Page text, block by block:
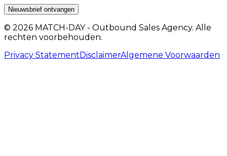
Nieuwsbrief ontvangen
© 2026 MATCH-DAY - Outbound Sales Agency. Alle
rechten voorbehouden.
Privacy StatementDisclaimerAlgemene Voorwaarden